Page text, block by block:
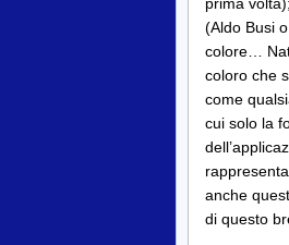
(Aldo Busi
colore…
coloro che
come
cui solo la
anche
di questo